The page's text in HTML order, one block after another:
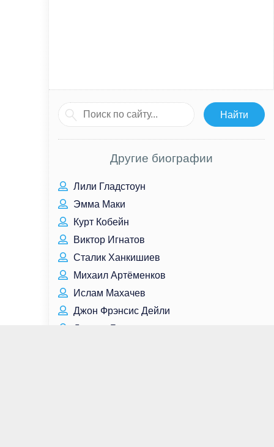
Другие биографии
Лили Гладстоун
Эмма Маки
Курт Кобейн
Виктор Игнатов
Сталик Ханкишиев
Михаил Артёменков
Ислам Махачев
Джон Фрэнсис Дейли
Джесси Бакли